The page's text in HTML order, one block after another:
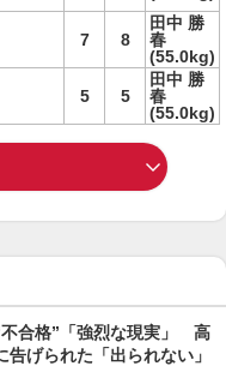
7 8
田中 勝
春
(55.0kg)
5 5
田中 勝
春
(55.0kg)
合格”「強烈な現実」 高
げられた「出られない」